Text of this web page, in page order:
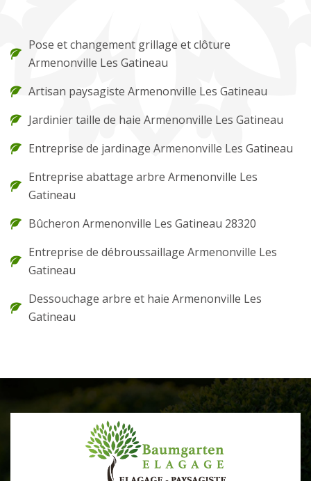
Pose et changement grillage et clôture
Armenonville Les Gatineau
Artisan paysagiste Armenonville Les Gatineau
Jardinier taille de haie Armenonville Les Gatineau
Entreprise de jardinage Armenonville Les Gatineau
Entreprise abattage arbre Armenonville Les
Gatineau
Bûcheron Armenonville Les Gatineau 28320
Entreprise de débroussaillage Armenonville Les
Gatineau
Dessouchage arbre et haie Armenonville Les
Gatineau